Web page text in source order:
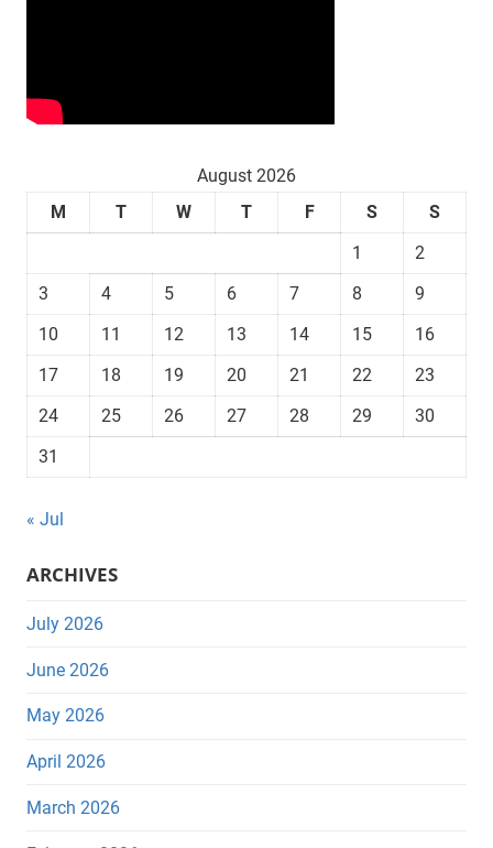
August 2026
M
T W T F S
S
1
2
3
4 5 6 7 8
9
10
11 12 13 14 15
16
17
18 19 20 21 22
23
24
25 26 27 28 29
30
31
« Jul
ARCHIVES
July 2026
June 2026
May 2026
April 2026
March 2026